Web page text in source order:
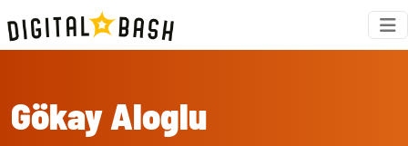
Gökay Aloglu